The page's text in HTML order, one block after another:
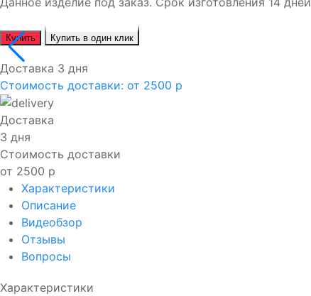
Купить Купить в один клик
Доставка 3 дня
Стоимость доставки: от 2500 р
Доставка
3 дня
Стоимость доставки
от 2500 р
Характеристики
Описание
Видеобзор
Отзывы
Вопросы
Характеристики